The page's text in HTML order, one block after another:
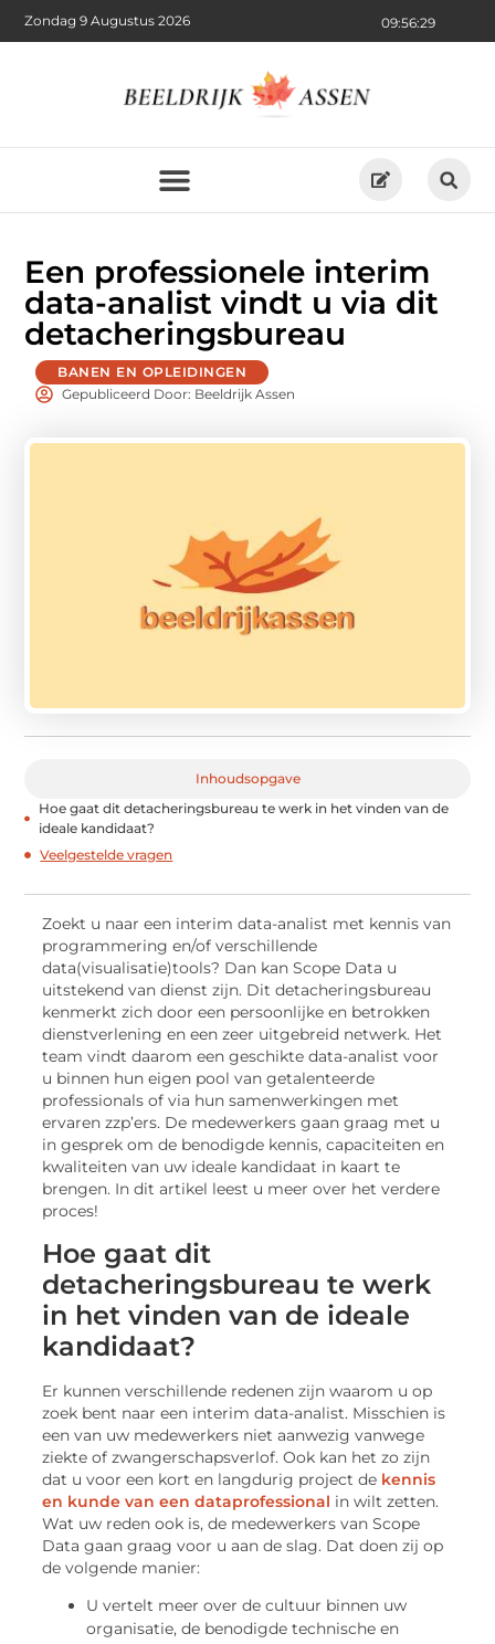
09:56:30
Zondag 9 Augustus 2026
Een professionele interim
data-analist vindt u via dit
detacheringsbureau
BANEN EN OPLEIDINGEN
Gepubliceerd Door: Beeldrijk Assen
Inhoudsopgave
Hoe gaat dit detacheringsbureau te werk in het vinden van de
ideale kandidaat?
Veelgestelde vragen
Zoekt u naar een interim data-analist met kennis van
programmering en/of verschillende
data(visualisatie)tools? Dan kan Scope Data u
uitstekend van dienst zijn. Dit detacheringsbureau
kenmerkt zich door een persoonlijke en betrokken
dienstverlening en een zeer uitgebreid netwerk. Het
team vindt daarom een geschikte data-analist voor
u binnen hun eigen pool van getalenteerde
professionals of via hun samenwerkingen met
ervaren zzp’ers. De medewerkers gaan graag met u
in gesprek om de benodigde kennis, capaciteiten en
kwaliteiten van uw ideale kandidaat in kaart te
brengen. In dit artikel leest u meer over het verdere
proces!
Hoe gaat dit
detacheringsbureau te werk
in het vinden van de ideale
kandidaat?
Er kunnen verschillende redenen zijn waarom u op
zoek bent naar een interim data-analist. Misschien is
een van uw medewerkers niet aanwezig vanwege
ziekte of zwangerschapsverlof. Ook kan het zo zijn
dat u voor een kort en langdurig project de kennis
en kunde van een dataprofessional in wilt zetten.
Wat uw reden ook is, de medewerkers van Scope
Data gaan graag voor u aan de slag. Dat doen zij op
de volgende manier:
U vertelt meer over de cultuur binnen uw
organisatie, de benodigde technische en